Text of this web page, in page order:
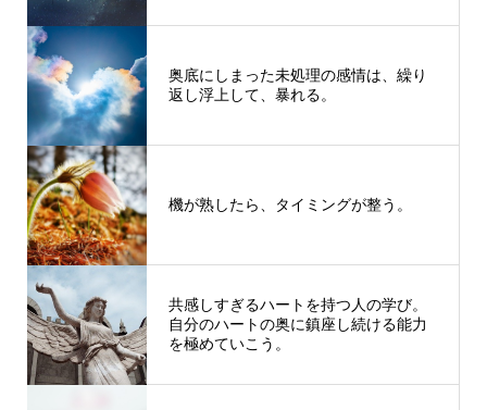
奥底にしまった未処理の感情は、繰り
返し浮上して、暴れる。
機が熟したら、タイミングが整う。
共感しすぎるハートを持つ人の学び。
自分のハートの奥に鎮座し続ける能力
を極めていこう。